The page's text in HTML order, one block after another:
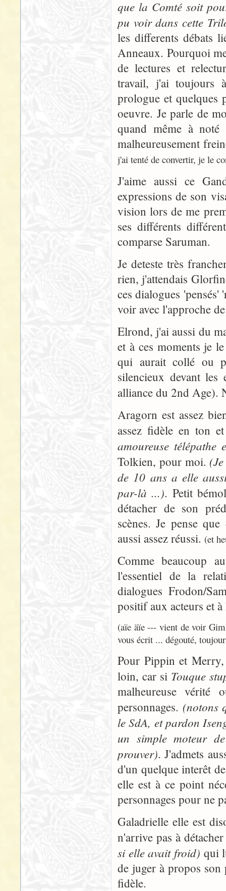
que la Comté soit
pu voir dans cette
les differents débats
Anneaux. Pourquoi
de lectures et
travail, j'ai toujours
prologue et quelques
oeuvre. Je parle de
quand même à noté
malheureusement
j'ai tenté de convertir, je le
J'aime aussi ce
expressions de son
vision lors de me
ses différents
comparse Saruman.
Je deteste très
rien, j'attendais
ces dialogues
voir avec l'approche
Elrond, j'ai aussi du
et à ces moments je
qui aurait collé ou
silencieux devant
alliance du 2nd Age).
Aragorn est assez
assez fidèle en ton
amoureuse
Tolkien, pour moi.
de 10 ans a elle
par-là ...). Petit
détacher de son
scènes. Je pense
aussi assez réussi. (et
Comme beaucoup
l'essentiel de la
dialogues Frodon/
positif aux acteurs et
(aïe äïe --- vient de voir
vous écrit ... dégouté,
Pour Pippin et
loin, car si Touque
malheureuse
personnages. (notons
le SdA, et pardon
un simple moteur
prouver). J'admets
d'un quelque interêt
elle est à ce point
personnages pour ne
Galadrielle elle est
n'arrive pas à
si elle avait froid) qui
de juger à propos
fidèle.